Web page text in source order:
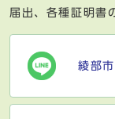
届出、各種証明書
綾部